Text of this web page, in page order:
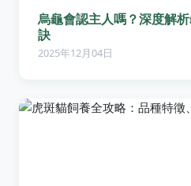
烏龜會認主人嗎？深度解
訣
2025年12月04日